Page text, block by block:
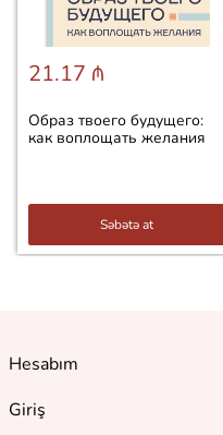
21.17 ₼
Образ твоего будущего:
как воплощать желания
Səbətə at
Hesabım
Giriş